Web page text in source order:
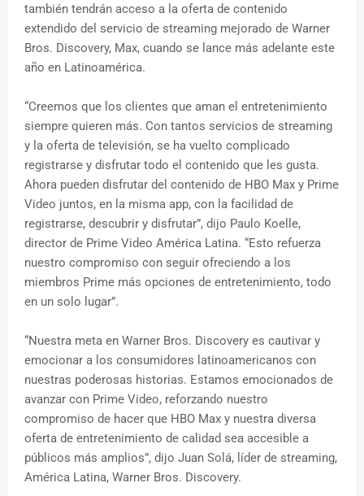
también tendrán acceso a la oferta de contenido
extendido del servicio de streaming mejorado de Warner
Bros. Discovery, Max, cuando se lance más adelante este
año en Latinoamérica.
“Creemos que los clientes que aman el entretenimiento
siempre quieren más. Con tantos servicios de streaming
y la oferta de televisión, se ha vuelto complicado
registrarse y disfrutar todo el contenido que les gusta.
Ahora pueden disfrutar del contenido de HBO Max y Prime
Video juntos, en la misma app, con la facilidad de
registrarse, descubrir y disfrutar”, dijo Paulo Koelle,
director de Prime Video América Latina. “Esto refuerza
nuestro compromiso con seguir ofreciendo a los
miembros Prime más opciones de entretenimiento, todo
en un solo lugar”.
“Nuestra meta en Warner Bros. Discovery es cautivar y
emocionar a los consumidores latinoamericanos con
nuestras poderosas historias. Estamos emocionados de
avanzar con Prime Video, reforzando nuestro
compromiso de hacer que HBO Max y nuestra diversa
oferta de entretenimiento de calidad sea accesible a
públicos más amplios”, dijo Juan Solá, líder de streaming,
América Latina, Warner Bros. Discovery.